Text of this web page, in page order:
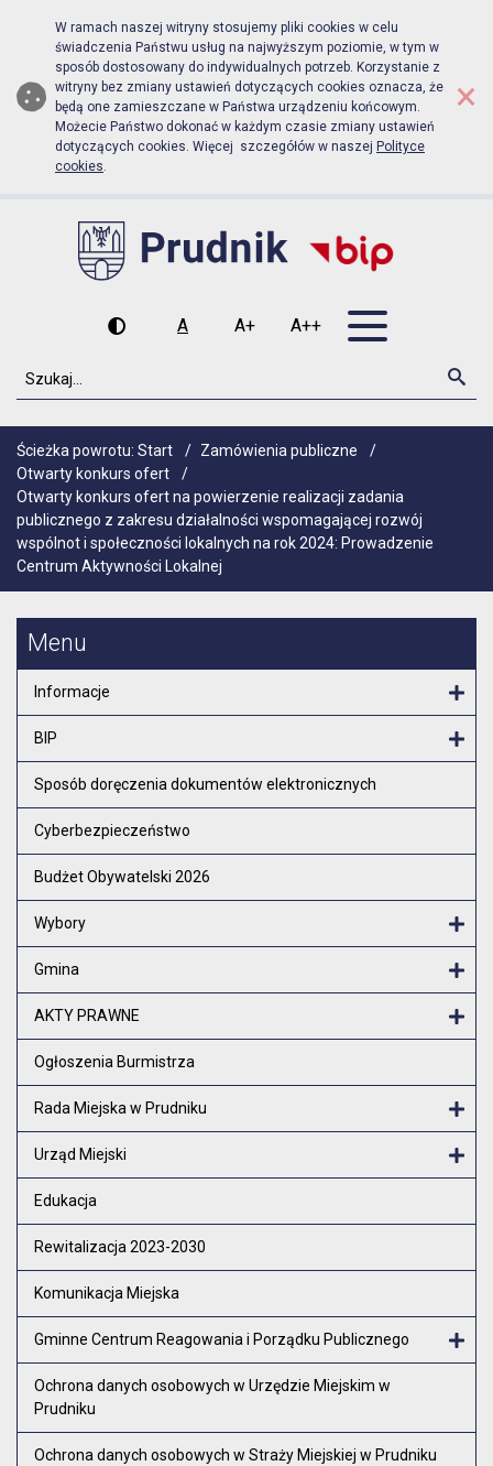
Biuletyn Informacji Publicznej
Przejdź do menu głównego
Przejdź do głównej zawartości
W ramach naszej witryny stosujemy pliki cookies w celu
świadczenia Państwu usług na najwyższym poziomie, w tym w
sposób dostosowany do indywidualnych potrzeb. Korzystanie z
witryny bez zmiany ustawień dotyczących cookies oznacza, że
będą one zamieszczane w Państwa urządzeniu końcowym.
Możecie Państwo dokonać w każdym czasie zmiany ustawień
dotyczących cookies. Więcej szczegółów w naszej Polityce
cookies.
×
Wysoki kontrast
A
Czcionka domyślna
A+
Czcionka średnia
A++
Czcionka duża
Szukaj
Ścieżka powrotu: Start / Zamówienia publiczne
/
Otwarty konkurs ofert
/
Otwarty konkurs ofert na powierzenie realizacji zadania
publicznego z zakresu działalności wspomagającej rozwój
wspólnot i społeczności lokalnych na rok 2024: Prowadzenie
Centrum Aktywności Lokalnej
Menu
Informacje
BIP
Sposób doręczenia dokumentów elektronicznych
Cyberbezpieczeństwo
Budżet Obywatelski 2026
Wybory
Gmina
AKTY PRAWNE
Ogłoszenia Burmistrza
Rada Miejska w Prudniku
Urząd Miejski
Edukacja
Rewitalizacja 2023-2030
Komunikacja Miejska
Gminne Centrum Reagowania i Porządku Publicznego
Ochrona danych osobowych w Urzędzie Miejskim w
Prudniku
Ochrona danych osobowych w Straży Miejskiej w Prudniku